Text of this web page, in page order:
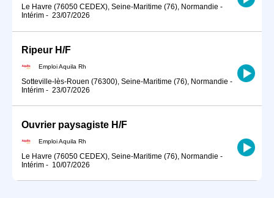
Le Havre (76050 CEDEX), Seine-Maritime (76), Normandie -
Intérim - 23/07/2026
Ripeur H/F
Emploi Aquila Rh
Sotteville-lès-Rouen (76300), Seine-Maritime (76), Normandie -
Intérim - 23/07/2026
Ouvrier paysagiste H/F
Emploi Aquila Rh
Le Havre (76050 CEDEX), Seine-Maritime (76), Normandie -
Intérim - 10/07/2026